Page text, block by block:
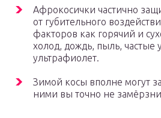
Афрокосички частично
от губительного
факторов как горячий и
холод, дождь, пыль, частые
ультрафиолет.
Зимой косы вполне могут
ними вы точно не